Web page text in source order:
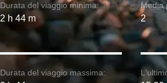
Durata del viaggio minima:
2 h 44 m
Durata del viaggio massima:
Media
2